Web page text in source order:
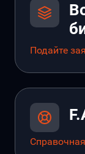
Подайте